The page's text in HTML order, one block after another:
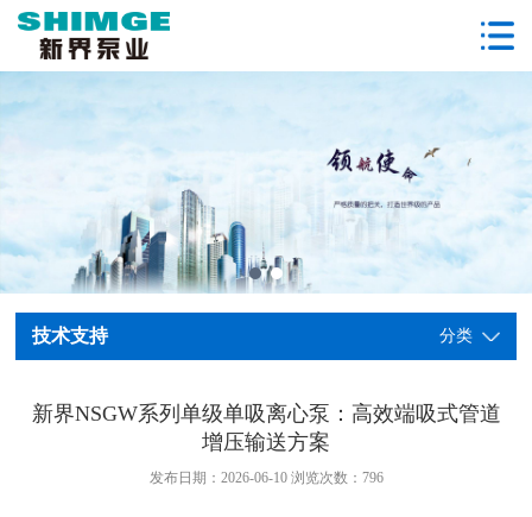
技术支持 分类
新界NSGW系列单级单吸离心泵：高效端吸式管道
增压输送方案
发布日期：2026-06-10 浏览次数： 796